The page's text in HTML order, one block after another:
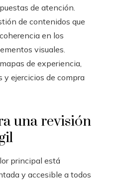
de atención.
de contenidos que
en los
visuales.
de experiencia,
y ejercicios de compra
una revisión
principal está
y accesible a todos